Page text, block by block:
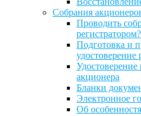
Собрания
Проводить
регистратором?
Подготовка и
удостоверение
акционера
Бланки
Электронное
Об